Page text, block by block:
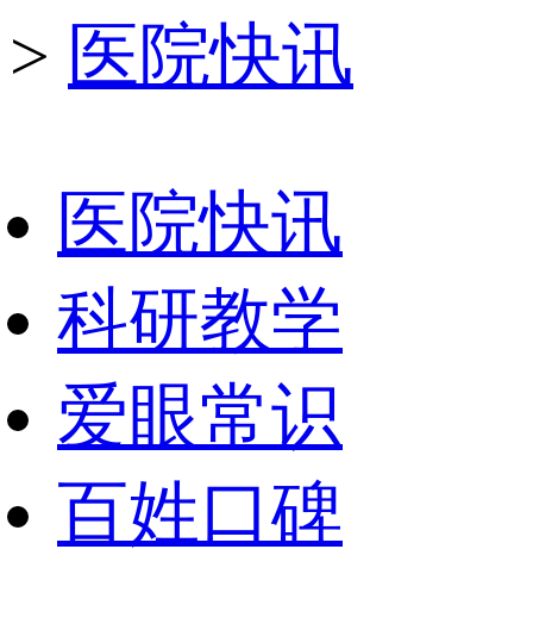
> 医院快讯
医院快讯
科研教学
爱眼常识
百姓口碑